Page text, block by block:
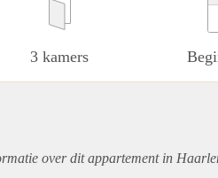
3 kamers
over ditappartementin